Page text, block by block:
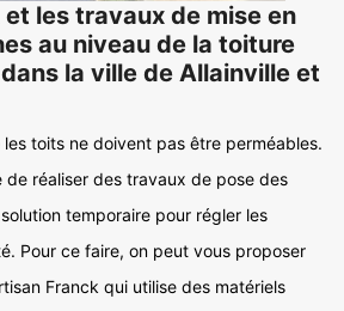
les travaux de mise en
au niveau de la toiture
la ville de Allainville et
toits ne doivent pas être perméables.
de réaliser des travaux de pose des
temporaire pour régler les
Pour ce faire, on peut vous proposer
Franck qui utilise des matériels